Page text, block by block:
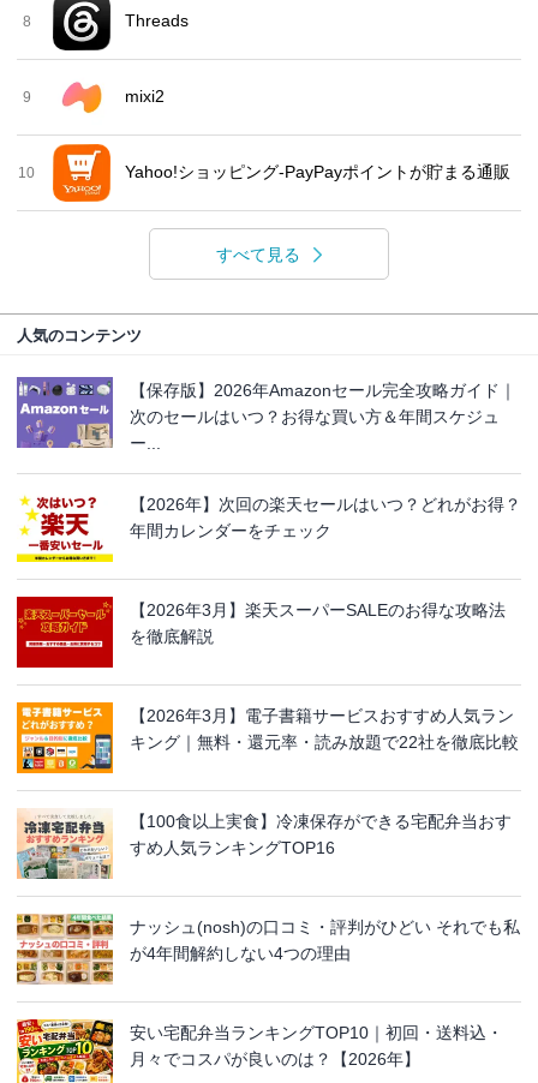
8 Threads
9 mixi2
10 Yahoo!ショッピング-PayPayポイントが貯まる通販
すべて見る
人気のコンテンツ
【保存版】2026年Amazonセール完全攻略ガイド｜
次のセールはいつ？お得な買い方＆年間スケジュ
ー...
【2026年】次回の楽天セールはいつ？どれがお得？
年間カレンダーをチェック
【2026年3月】楽天スーパーSALEのお得な攻略法
を徹底解説
【2026年3月】電子書籍サービスおすすめ人気ラン
キング｜無料・還元率・読み放題で22社を徹底比較
【100食以上実食】冷凍保存ができる宅配弁当おす
すめ人気ランキングTOP16
ナッシュ(nosh)の口コミ・評判がひどい それでも私
が4年間解約しない4つの理由
安い宅配弁当ランキングTOP10｜初回・送料込・
月々でコスパが良いのは？【2026年】